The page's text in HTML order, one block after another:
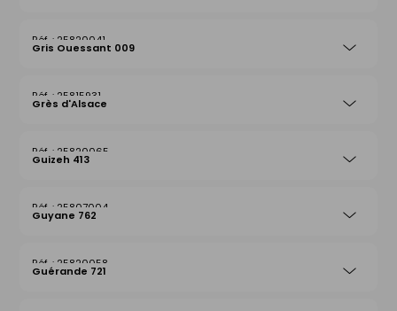
25820041
Gris Ouessant 009
25815931
Grès d'Alsace
25820065
Guizeh 413
25807004
Guyane 762
25820058
Guérande 721